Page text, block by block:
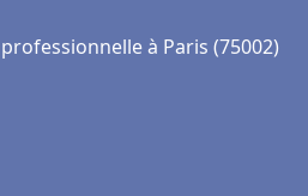
à Paris (75002)